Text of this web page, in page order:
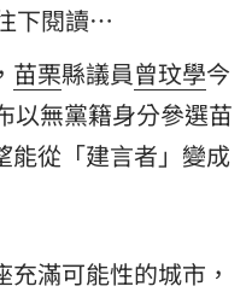
下閱讀…
苗栗縣議員曾玟學今
以無黨籍身分參選苗
能從「建言者」變成
滿可能性的城市，